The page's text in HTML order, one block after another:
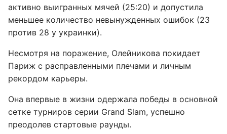
активно выигранных мячей (25:20) и допустила
меньшее количество невынужденных ошибок (23
против 28 у украинки).
Несмотря на поражение, Олейникова покидает
Париж с расправленными плечами и личным
рекордом карьеры.
Она впервые в жизни одержала победы в основной
сетке турниров серии Grand Slam, успешно
преодолев стартовые раунды.